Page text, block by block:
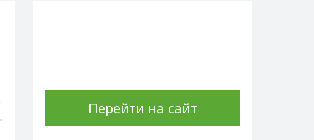
Перейти на сайт